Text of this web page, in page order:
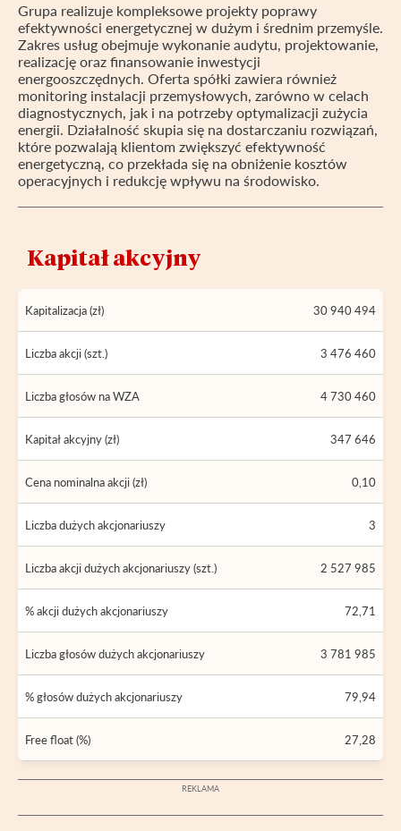
Grupa realizuje kompleksowe projekty poprawy
efektywności energetycznej w dużym i średnim przemyśle.
Zakres usług obejmuje wykonanie audytu, projektowanie,
realizację oraz finansowanie inwestycji
energooszczędnych. Oferta spółki zawiera również
monitoring instalacji przemysłowych, zarówno w celach
diagnostycznych, jak i na potrzeby optymalizacji zużycia
energii. Działalność skupia się na dostarczaniu rozwiązań,
które pozwalają klientom zwiększyć efektywność
energetyczną, co przekłada się na obniżenie kosztów
operacyjnych i redukcję wpływu na środowisko.
Kapitał akcyjny
Kapitalizacja (zł) 30 940 494
Liczba akcji (szt.) 3 476 460
Liczba głosów na WZA 4 730 460
Kapitał akcyjny (zł) 347 646
Cena nominalna akcji (zł) 0,10
Liczba dużych akcjonariuszy 3
Liczba akcji dużych akcjonariuszy (szt.) 2 527 985
% akcji dużych akcjonariuszy 72,71
Liczba głosów dużych akcjonariuszy 3 781 985
% głosów dużych akcjonariuszy 79,94
Free float (%) 27,28